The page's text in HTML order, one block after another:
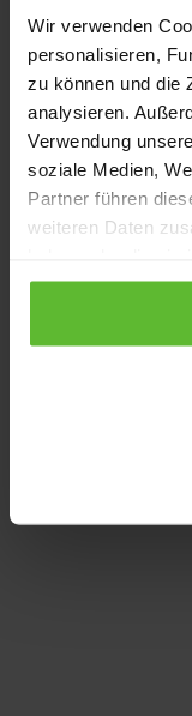
Wir verwenden
personalisieren,
zu können und die
analysieren.
Verwendung
soziale Medien,
Partner führen
weiteren Daten
gesammelt haben.
Application error: a
loading